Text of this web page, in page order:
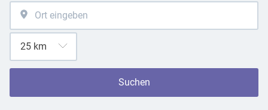
Suchen